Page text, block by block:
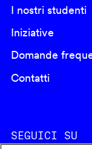
I nostri studenti
Iniziative
Domande
Contatti
SEGUICI SU